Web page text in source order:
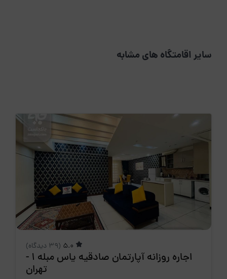
سایر اقامتگاه های مشابه
(39 دیدگاه)
اجاره روزانه آپارتمان صادقیه یاس مبله 1 -
تهران